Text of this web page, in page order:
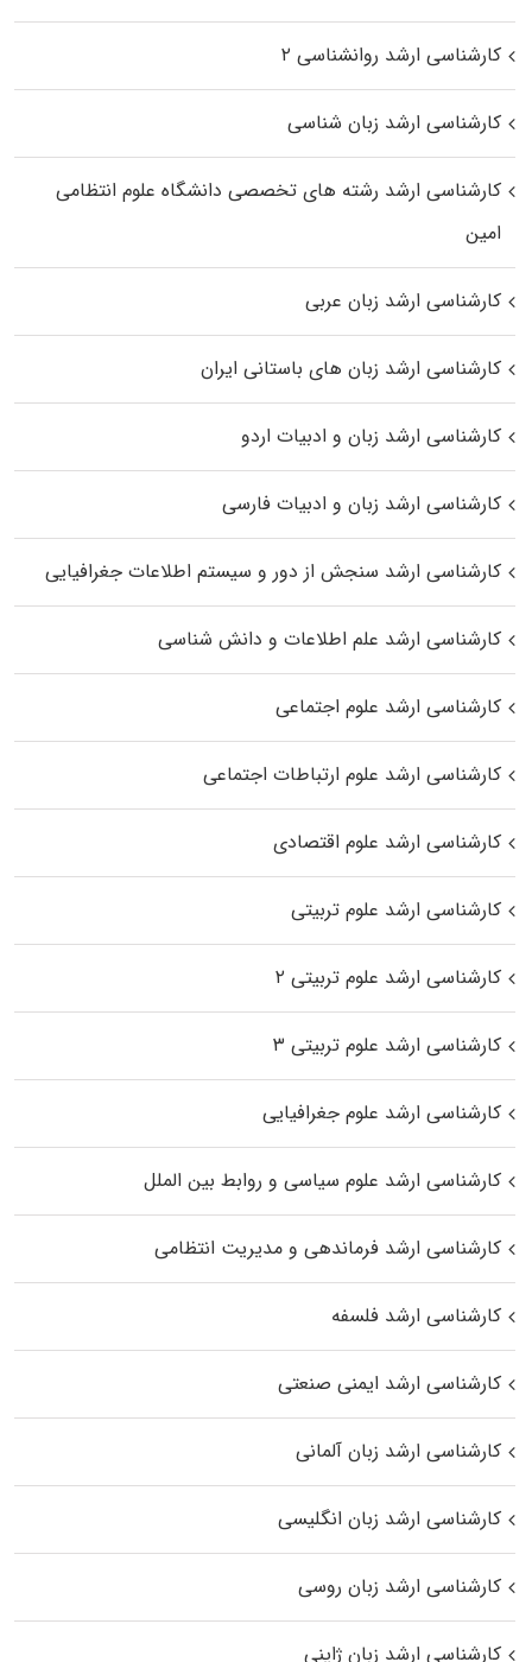
کارشناسی ارشد روانشناسی ۲
کارشناسی ارشد زبان شناسی
کارشناسی ارشد رﺷﺘﻪ ﻫﺎی تخصصی داﻧﺸﮕﺎه ﻋﻠﻮم انتظامی
اﻣﻴﻦ
کارشناسی ارشد زبان عربی
کارشناسی ارشد زبان‌ های باستانی ایران
کارشناسی ارشد زبان و ادبیات اردو
کارشناسی ارشد زبان و ادبیات فارسی
کارشناسی ارشد سنجش از دور و سیستم اطلاعات جغرافیایی
کارشناسی ارشد علم اطلاعات و دانش شناسی
کارشناسی ارشد علوم اجتماعی
کارشناسی ارشد علوم ارتباطات اجتماعی
کارشناسی ارشد علوم اقتصادی
کارشناسی ارشد علوم تربیتی
کارشناسی ارشد علوم تربیتی ۲
کارشناسی ارشد علوم تربیتی ۳
کارشناسی ارشد علوم جغرافیایی
کارشناسی ارشد علوم سیاسی و روابط بین الملل
کارشناسی ارشد فرماندهی و مدیریت انتظامی
کارشناسی ارشد فلسفه
کارشناسی ارشد ایمنی صنعتی
کارشناسی ارشد زبان آلمانی
کارشناسی ارشد زبان انگلیسی
کارشناسی ارشد زبان روسی
کارشناسی ارشد زبان ژاپنی